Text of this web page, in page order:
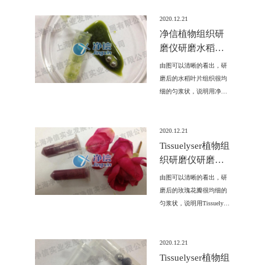
生命活动的影响。包括光
合作用、植物代谢、植物
呼吸、植物水分生理、植
输、生长与发育、抗逆性
和植物运动等研究内容。
2020.12.21
净信植物组织研
磨仪研磨水稻叶
片的试验方法
由图可以清晰的看出，研
磨后的水稻叶片组织很均
细的匀浆状，说明用净信
后续转基因检测工作。
2020.12.21
Tissuelyser植物组
织研磨仪研磨玫
瑰花瓣的试验方
法
由图可以清晰的看出，研
磨后的玫瑰花瓣很均细的
匀浆状，说明用Tissuelyser
后续提取工作。
2020.12.21
Tissuelyser植物组